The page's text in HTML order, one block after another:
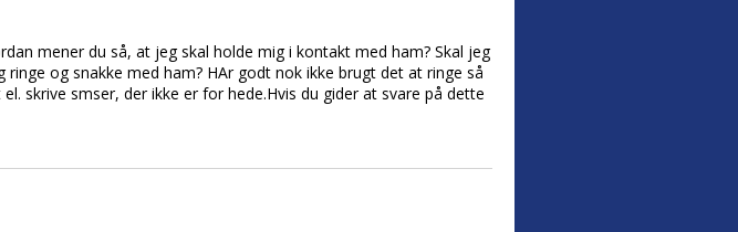
mener du så, at jeg skal holde mig i kontakt med ham? Skal jeg
og snakke med ham? HAr godt nok ikke brugt det at ringe så
skrive smser, der ikke er for hede.Hvis du gider at svare på dette